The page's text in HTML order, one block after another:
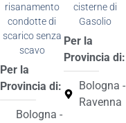
risanamento
condotte di
scarico senza
scavo
Per la
Provincia di:
Bologna -
cisterne di
Gasolio
Per la
Provincia di:
Bologna -
Ravenna